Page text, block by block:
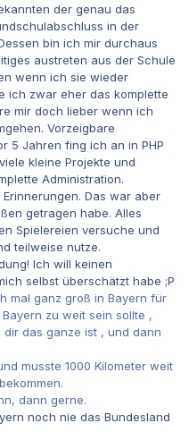
der genau das
in der
bin ich mir durchaus
austreten aus der Schule
wenn ich sie wieder
ich zwar eher das komplette
mir doch lieber wenn ich
Vorzeigbare
5 Jahren fing ich an in PHP
kleine Projekte und
Administration.
Das war aber
getragen habe. Alles
Spielereien versuche und
teilweise nutze.
Ich will keinen
selbst überschätzt habe ;P
mal ganz groß in Bayern für
zu weit sein sollte ,
das ganze ist , und dann
musste 1000 Kilometer weit
dann gerne.
noch nie das Bundesland